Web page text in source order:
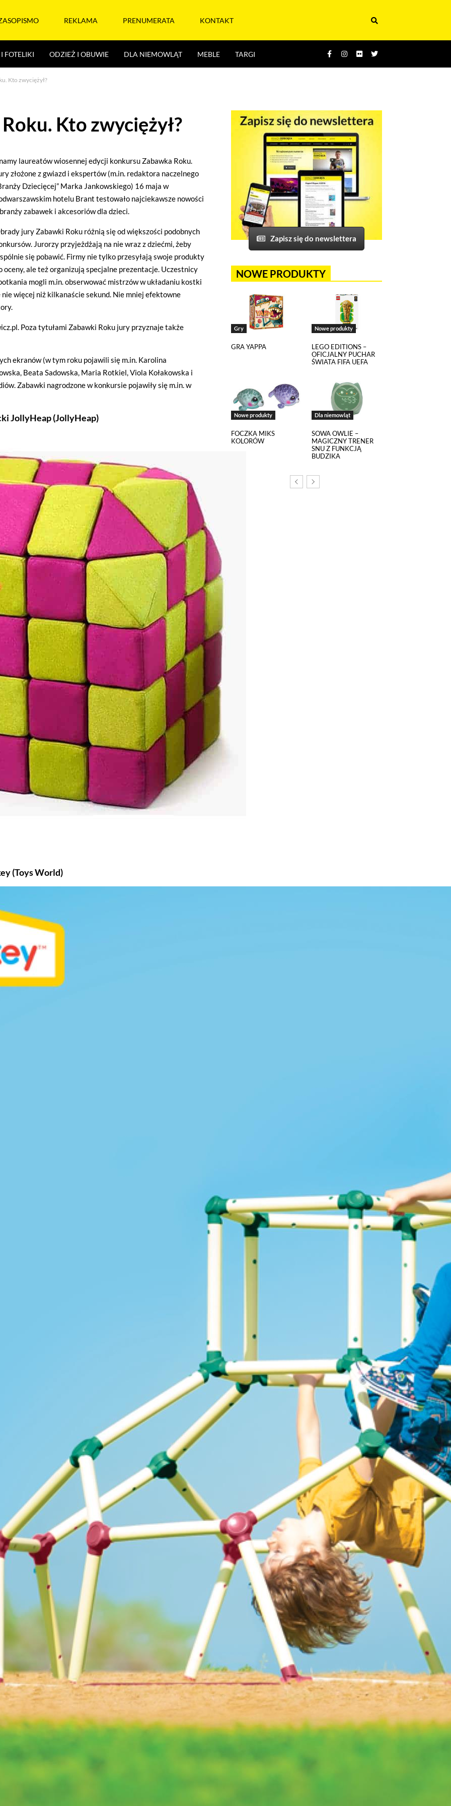
REKLAMA PRENUMERATA KONTAKT
FOTELIKI ODZIEŻ I OBUWIE DLA NIEMOWLĄT MEBLE TARGI
Kto zwyciężył?
Kto zwyciężył?
laureatów wiosennej edycji konkursu Zabawka Roku.
złożone z gwiazd i ekspertów (m.in. redaktora naczelnego
Dziecięcej” Marka Jankowskiego) 16 maja w
hotelu Brant testowało najciekawsze nowości
zabawek i akcesoriów dla dzieci.
jury Zabawki Roku różnią się od większości podobnych
Jurorzy przyjeżdżają na nie wraz z dziećmi, żeby
się pobawić. Firmy nie tylko przesyłają swoje produkty
oceny, ale też organizują specjalne prezentacje. Uczestnicy
mogli m.in. obserwować mistrzów w układaniu kostki
więcej niż kilkanaście sekund. Nie mniej efektowne
Poza tytułami Zabawki Roku jury przyznaje także
ekranów (w tym roku pojawili się m.in. Karolina
Beata Sadowska, Maria Rotkiel, Viola Kołakowska i
Zabawki nagrodzone w konkursie pojawiły się m.in. w
JollyHeap (JollyHeap)
(Toys World)
Zapisz się do newslettera
NOWE PRODUKTY
Gry
GRA YAPPA
Nowe produkty
LEGO EDITIONS –
OFICJALNY PUCHAR
ŚWIATA FIFA UEFA
Nowe produkty
FOCZKA MIKS
KOLORÓW
Dla niemowląt
SOWA OWLIE –
MAGICZNY TRENER
SNU Z FUNKCJĄ
BUDZIKA
swoją prywatność. Wychodząc naprzeciw Twoim oczekiwaniom, na tej stronie został
i nie masz możliwości wyboru w tym zakresie. Są to pliki cookies, dzięki którym w sposób prawidłowy
oraz mechanizm logowania do konta użytkownika i utrzymywania sesji po zalogowaniu. Ponadto,
jest informacja o dokonanych przez Ciebie ustawieniach plików cookies.
pozwalającego na gromadzenie, przeglądanie i analizę statystyk związanych z aktywnością
śledzący Google Analytics gromadzi informacje na temat Twojej aktywności na naszej stronie, które mogą
budowaniu Twojego profilu użytkownika. Ponadto, informacje z Google Analytics mogą być
reklamowych prowadzonych z wykorzystaniem Google Ads. Jeżeli sobie tego nie życzysz, możesz
zarządzania relacjami z klientami. Salesflare używa plików cookies, aby automatycznie gromadzić informacje
oraz z naszym zespołem sprzedaży. Dane te pomagają nam lepiej rozumieć naszych klientów
potrzeb. Jeżeli sobie tego nie życzysz, możesz wyłączyć pliki cookies związane z Salesflare.
(YouTube, Vimeo)
z serwisów YouTube i Vimeo. Odtwarzacze tych serwisów wykorzystują do swojego prawidłowego
ich dostawców. Dostawcy mogą uzyskiwać dostęp do informacji gromadzonych w plikach cookies. Możesz
ale wtedy nie będziesz w stanie obejrzeć treści osadzonych w formie odtwarzaczy.